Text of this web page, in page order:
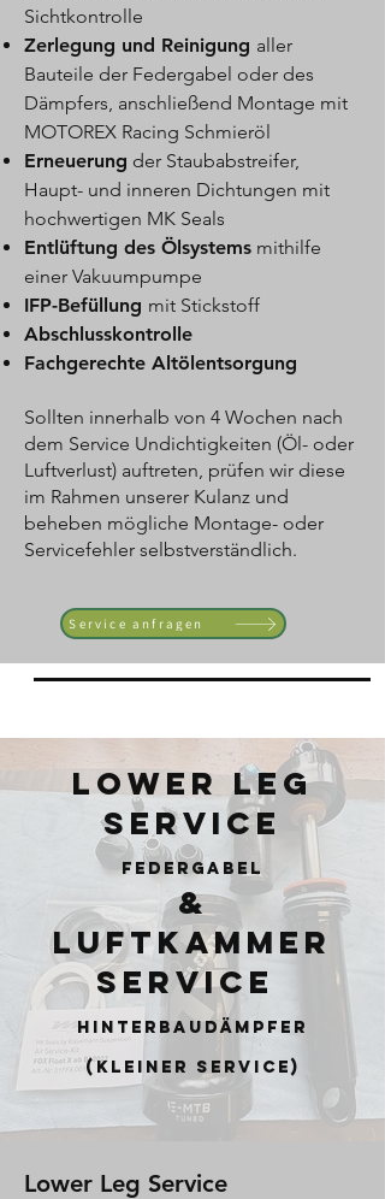
Sichtkontrolle
Zerlegung und Reinigung aller
Bauteile der Federgabel oder des
Dämpfers, anschließend Montage mit
MOTOREX Racing Schmieröl
Erneuerung der Staubabstreifer,
Haupt- und inneren Dichtungen mit
hochwertigen MK Seals
Entlüftung des Ölsystems mithilfe
einer Vakuumpumpe
IFP-Befüllung mit Stickstoff
Abschlusskontrolle
Fachgerechte Altölentsorgung
Sollten innerhalb von 4 Wochen nach
dem Service Undichtigkeiten (Öl- oder
Luftverlust) auftreten, prüfen wir diese
im Rahmen unserer Kulanz und
beheben mögliche Montage- oder
Servicefehler selbstverständlich.
Service anfragen
Lower Leg
Service
Federgabel
&
Luftkammer
service
HinterbauDämpfer
(kleiner service)
Lower Leg Service